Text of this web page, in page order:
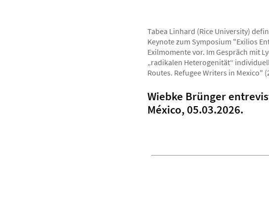
Tabea Linhard (Rice University)
Keynote zum Symposium "Exilios
Exilmomente vor. Im Gespräch mit
„radikalen Heterogenität“
Routes. Refugee Writers in Mexico"
Wiebke Brünger
México, 05.03.2026.